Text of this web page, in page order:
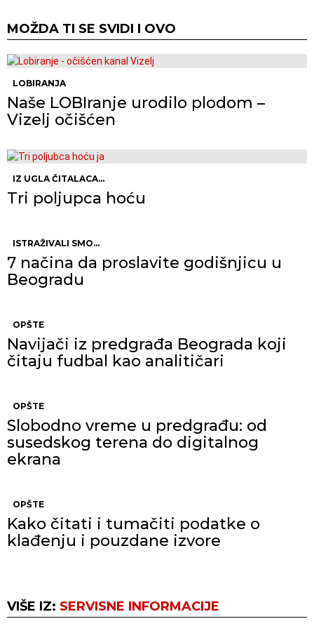
MOŽDA TI SE SVIDI I OVO
LOBIRANJA
Naše LOBIranje urodilo plodom –
Vizelj očišćen
IZ UGLA ČITALACA...
Tri poljupca hoću
ISTRAŽIVALI SMO...
7 načina da proslavite godišnjicu u
Beogradu
OPŠTE
Navijači iz predgrađa Beograda koji
čitaju fudbal kao analitičari
OPŠTE
Slobodno vreme u predgrađu: od
susedskog terena do digitalnog
ekrana
OPŠTE
Kako čitati i tumačiti podatke o
klađenju i pouzdane izvore
VIŠE IZ: SERVISNE INFORMACIJE